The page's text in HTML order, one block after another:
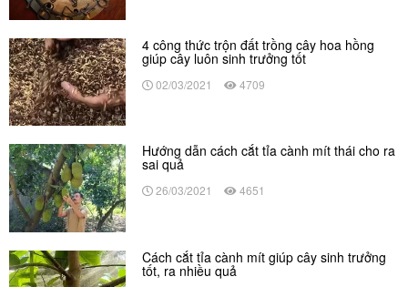
4 công thức trộn đất trồng cây hoa hồng
giúp cây luôn sinh trưởng tốt
02/03/2021 4709
Hướng dẫn cách cắt tỉa cành mít thái cho ra
sai quả
26/03/2021 4651
Cách cắt tỉa cành mít giúp cây sinh trưởng
tốt, ra nhiều quả